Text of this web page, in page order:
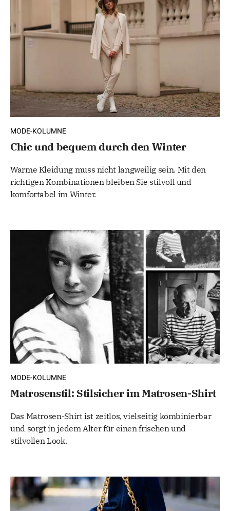
MODE-KOLUMNE
Chic und bequem durch den Winter
Warme Kleidung muss nicht langweilig sein. Mit den
richtigen Kombinationen bleiben Sie stilvoll und
komfortabel im Winter.
MODE-KOLUMNE
Matrosenstil: Stilsicher im Matrosen-Shirt
Das Matrosen-Shirt ist zeitlos, vielseitig kombinierbar
und sorgt in jedem Alter für einen frischen und
stilvollen Look.